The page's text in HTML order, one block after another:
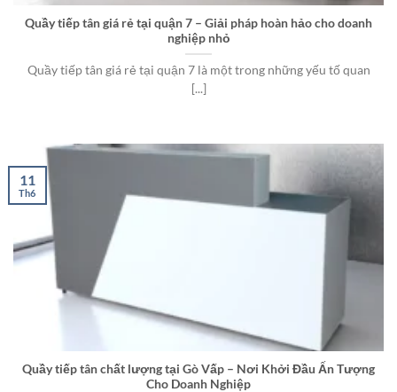
Quầy tiếp tân giá rẻ tại quận 7 – Giải pháp hoàn hảo cho doanh
nghiệp nhỏ
Quầy tiếp tân giá rẻ tại quận 7 là một trong những yếu tố quan
[...]
Quầy tiếp tân chất lượng tại Gò Vấp – Nơi Khởi Đầu Ấn Tượng
Cho Doanh Nghiệp
11
Th6